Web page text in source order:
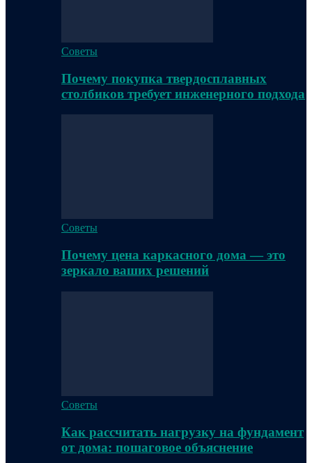
Советы
Почему покупка твердосплавных
столбиков требует инженерного подхода
Советы
Почему цена каркасного дома — это
зеркало ваших решений
Советы
Как рассчитать нагрузку на фундамент
от дома: пошаговое объяснение